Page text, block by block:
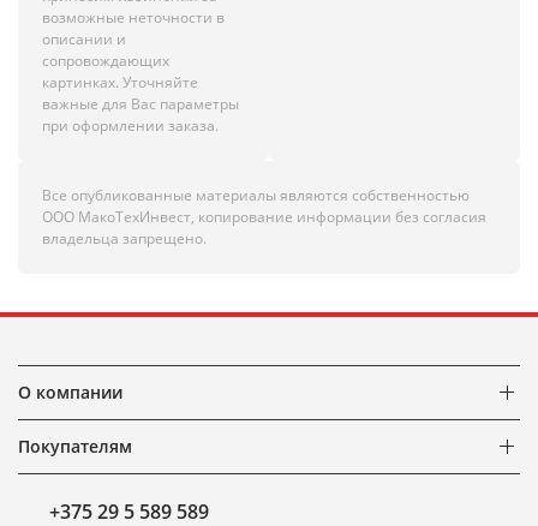
возможные неточности в
описании и
сопровождающих
картинках. Уточняйте
важные для Вас параметры
при оформлении заказа.
Все опубликованные материалы являются собственностью
ООО МакоТехИнвест, копирование информации без согласия
владельца запрещено.
О компании
Покупателям
+375 29 5 589 589